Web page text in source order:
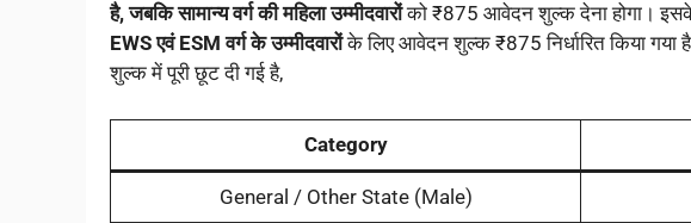
है, जबकि सामान्य वर्ग की महिला उम्मीदवारोंको ₹875 आवेदन शुल्क देना होगा।
EWS एवं ESM वर्ग के उम्मीदवारोंके लिए आवेदन शुल्क ₹875 निर्धारित किया गया
शुल्क में पूरी छूट दी गई है,
Category
General / Other State (Male)